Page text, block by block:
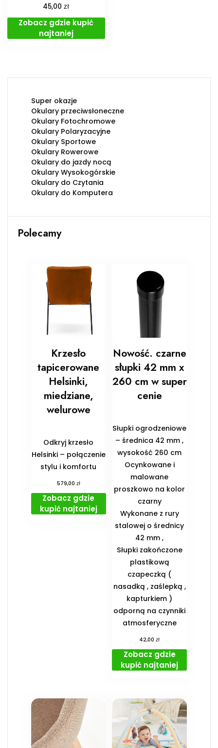
45,00zł
Zobacz gdzie kupić
najtaniej
Super okazje
Okulary przeciwsłoneczne
Okulary Fotochromowe
Okulary Polaryzacyjne
Okulary Sportowe
Okulary Rowerowe
Okulary do jazdy nocą
Okulary Wysokogórskie
Okulary do Czytania
Okulary do Komputera
Polecamy
Krzesło
tapicerowane
Helsinki,
miedziane,
welurowe
Odkryj krzesło
Helsinki – połączenie
stylu i komfortu
579,00 zł
Zobacz gdzie
kupić najtaniej
Nowość. czarne
słupki 42 mm x
260 cm w super
cenie
Słupki ogrodzeniowe
– średnica 42 mm ,
wysokość 260 cm
Ocynkowane i
malowane
proszkowo na kolor
czarny
Wykonane z rury
stalowej o średnicy
42 mm ,
Słupki zakończone
plastikową
czapeczką (
nasadką , zaślepką ,
kapturkiem )
odporną na czynniki
atmosferyczne
42,00zł
Zobacz gdzie
kupić najtaniej